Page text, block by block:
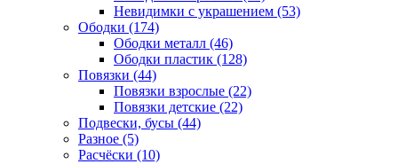
Невидимки с украшением (53)
Ободки (174)
Ободки металл (46)
Ободки пластик (128)
Повязки (44)
Повязки взрослые (22)
Повязки детские (22)
Подвески, бусы (44)
Разное (5)
Расчёски (10)